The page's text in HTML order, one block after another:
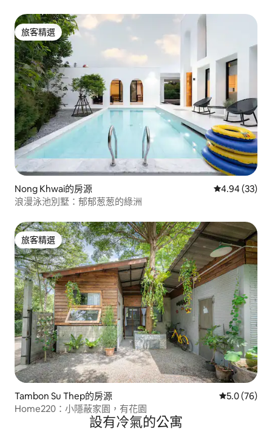
旅客精選
旅客精選
Nong Khwai的房源 從 33 則評價
4.94 (33)
浪漫泳池別墅：郁郁葱葱的綠洲
旅客精選
旅客精選
Tambon Su Thep的房源 從 76 則評
5.0 (76)
Home220：小隱蔽家園，有花園
設有冷氣的公寓